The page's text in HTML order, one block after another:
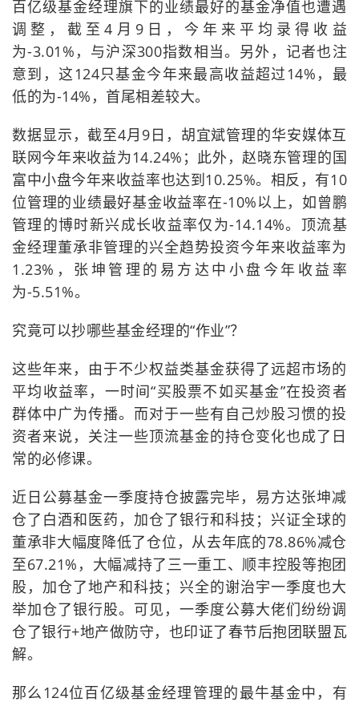
百亿级基金经理旗下的业绩最好的基金净值也遭遇
调整，截至4月9日，今年来平均录得收益
为-3.01%，与沪深300指数相当。另外，记者也注
意到，这124只基金今年来最高收益超过14%，最
低的为-14%，首尾相差较大。
数据显示，截至4月9日，胡宜斌管理的华安媒体互
联网今年来收益为14.24%；此外，赵晓东管理的国
富中小盘今年来收益率也达到10.25%。相反，有10
位管理的业绩最好基金收益率在-10%以上，如曾鹏
管理的博时新兴成长收益率仅为-14.14%。顶流基
金经理董承非管理的兴全趋势投资今年来收益率为
1.23%，张坤管理的易方达中小盘今年收益率
为-5.51%。
究竟可以抄哪些基金经理的“作业”？
这些年来，由于不少权益类基金获得了远超市场的
平均收益率，一时间“买股票不如买基金”在投资者
群体中广为传播。而对于一些有自己炒股习惯的投
资者来说，关注一些顶流基金的持仓变化也成了日
常的必修课。
近日公募基金一季度持仓披露完毕，易方达张坤减
仓了白酒和医药，加仓了银行和科技；兴证全球的
董承非大幅度降低了仓位，从去年底的78.86%减仓
至67.21%，大幅减持了三一重工、顺丰控股等抱团
股，加仓了地产和科技；兴全的谢治宇一季度也大
举加仓了银行股。可见，一季度公募大佬们纷纷调
仓了银行+地产做防守，也印证了春节后抱团联盟瓦
解。
那么124位百亿级基金经理管理的最牛基金中，有